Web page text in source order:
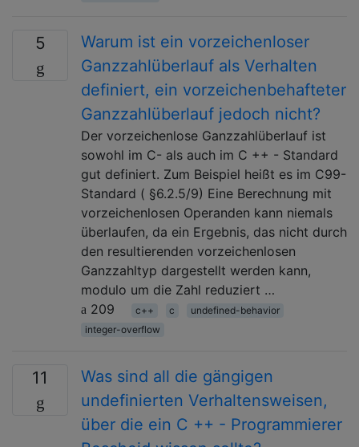
5
Warum ist ein vorzeichenloser
Ganzzahlüberlauf als Verhalten
definiert, ein vorzeichenbehafteter
Ganzzahlüberlauf jedoch nicht?
Der vorzeichenlose Ganzzahlüberlauf ist
sowohl im C- als auch im C ++ - Standard
gut definiert. Zum Beispiel heißt es im C99-
Standard ( §6.2.5/9) Eine Berechnung mit
vorzeichenlosen Operanden kann niemals
überlaufen, da ein Ergebnis, das nicht durch
den resultierenden vorzeichenlosen
Ganzzahltyp dargestellt werden kann,
modulo um die Zahl reduziert …
209
c++ c
undefined-behavior
integer-overflow
11
Was sind all die gängigen
undefinierten Verhaltensweisen,
über die ein C ++ - Programmierer